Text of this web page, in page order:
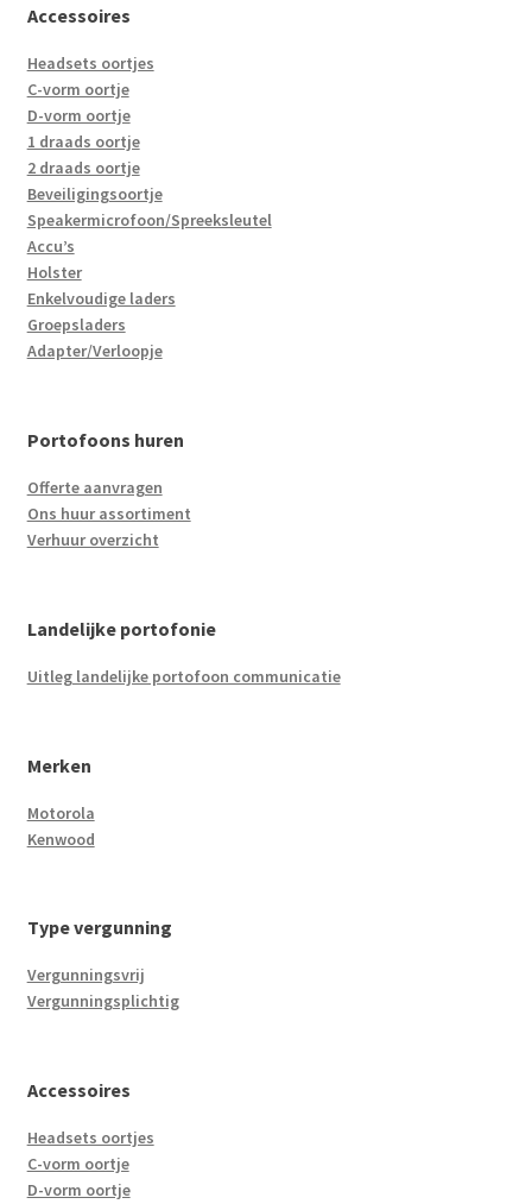
Accessoires
Headsets oortjes
C-vorm oortje
D-vorm oortje
1 draads oortje
2 draads oortje
Beveiligingsoortje
Speakermicrofoon/Spreeksleutel
Accu’s
Holster
Enkelvoudige laders
Groepsladers
Adapter/Verloopje
Portofoons huren
Offerte aanvragen
Ons huur assortiment
Verhuur overzicht
Landelijke portofonie
Uitleg landelijke portofoon communicatie
Merken
Motorola
Kenwood
Type vergunning
Vergunningsvrij
Vergunningsplichtig
Accessoires
Headsets oortjes
C-vorm oortje
D-vorm oortje